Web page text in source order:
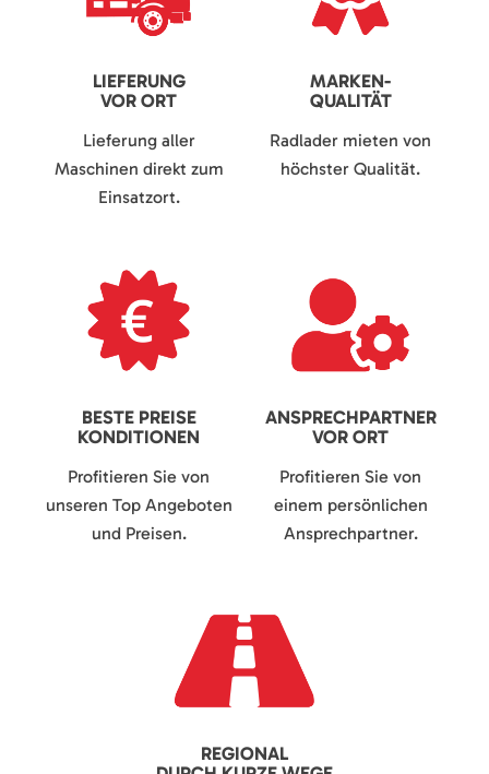
LIEFERUNG
VOR ORT
Lieferung aller
Maschinen direkt zum
Einsatzort.
MARKEN-
QUALITÄT
Radlader mieten von
höchster Qualität.
BESTE PREISE
KONDITIONEN
Profitieren Sie von
unseren Top Angeboten
und Preisen.
ANSPRECHPARTNER
VOR ORT
Profitieren Sie von
einem persönlichen
Ansprechpartner.
REGIONAL